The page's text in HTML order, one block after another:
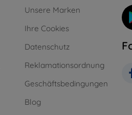
Unsere Marken
Ihre Cookies
Datenschutz
Reklamationsordnung
Geschäftsbedingungen
Blog